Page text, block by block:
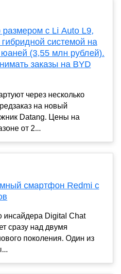
с Li Auto L9,
системой на
(3,55 млн рублей).
заказы на BYD
через несколько
на новый
Datang. Цены на
от 2...
смартфон Redmi с
инсайдера Digital Chat
сразу над двумя
поколения. Один из